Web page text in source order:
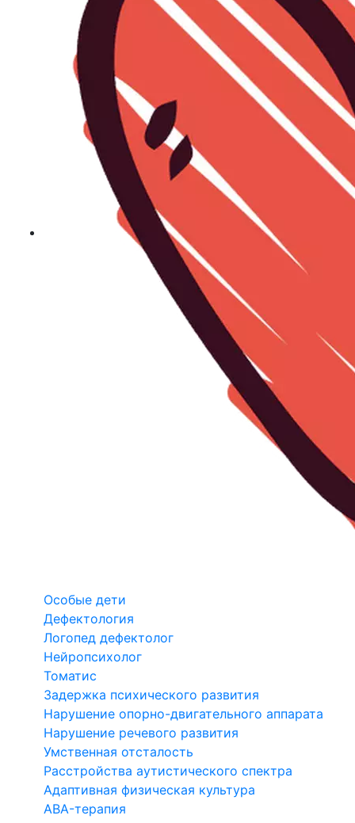
Особые дети
Дефектология
Логопед дефектолог
Нейропсихолог
Томатис
Задержка психического развития
Нарушение опорно-двигательного аппарата
Нарушение речевого развития
Умственная отсталость
Расстройства аутистического спектра
Адаптивная физическая культура
ABA-терапия